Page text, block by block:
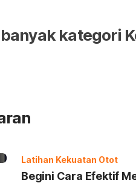
kategori
Latihan Kekuatan Otot
Begini Cara Efektif